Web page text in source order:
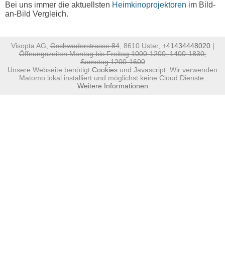
Bei uns immer die aktuellsten Heimkinoprojektoren im Bild-
an-Bild Vergleich.
Visopta AG,Gschwaderstrasse 84, 8610 Uster, +41434448020|
Öffnungszeiten Montag bis Freitag 1000-1200, 1400-1830;
Samstag 1200-1600
Unsere Webseite benötigt Cookies und Javascript. Wir verwenden
Matomo lokal installiert und möglichst keine Cloud Dienste.
Weitere Informationen